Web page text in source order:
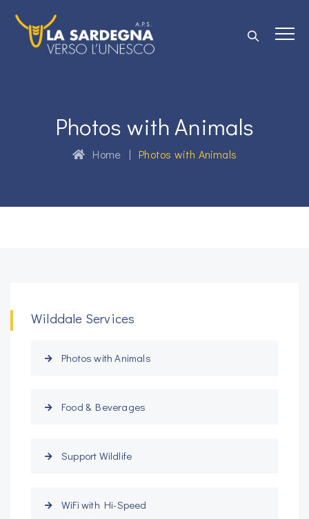
Photos with Animals
Home |Photos with Animals
Wilddale Services
Photos with Animals
Food & Beverages
Support Wildlife
WiFi with Hi-Speed